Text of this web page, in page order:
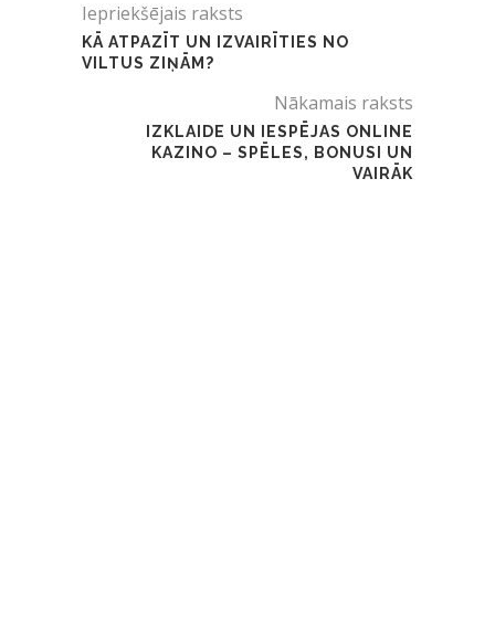
Iepriekšējais raksts
KĀ ATPAZĪT UN IZVAIRĪTIES NO
VILTUS ZIŅĀM?
Nākamais raksts
IZKLAIDE UN IESPĒJAS ONLINE
KAZINO – SPĒLES, BONUSI UN
VAIRĀK